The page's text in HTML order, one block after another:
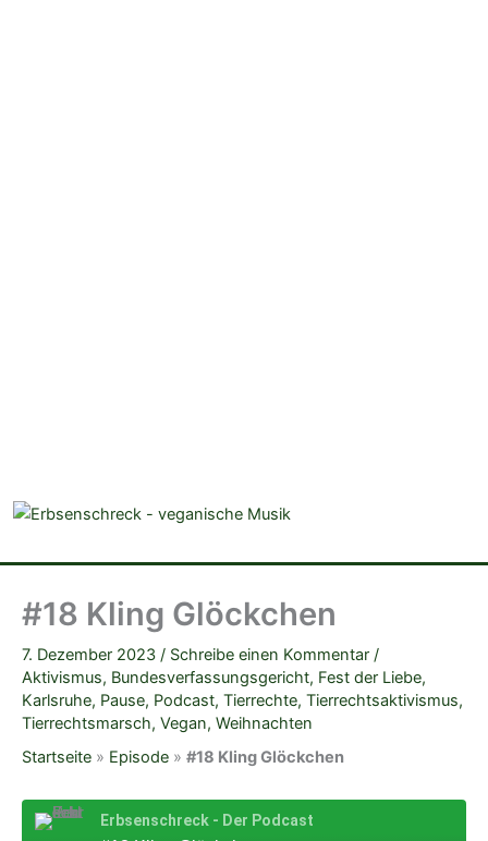
#18 Kling Glöckchen
7. Dezember 2023 / Schreibe einen Kommentar /
Aktivismus, Bundesverfassungsgericht, Fest der Liebe,
Karlsruhe, Pause, Podcast, Tierrechte, Tierrechtsaktivismus,
Tierrechtsmarsch, Vegan, Weihnachten
Startseite » Episode » #18 Kling Glöckchen
Erbsenschreck - Der Podcast